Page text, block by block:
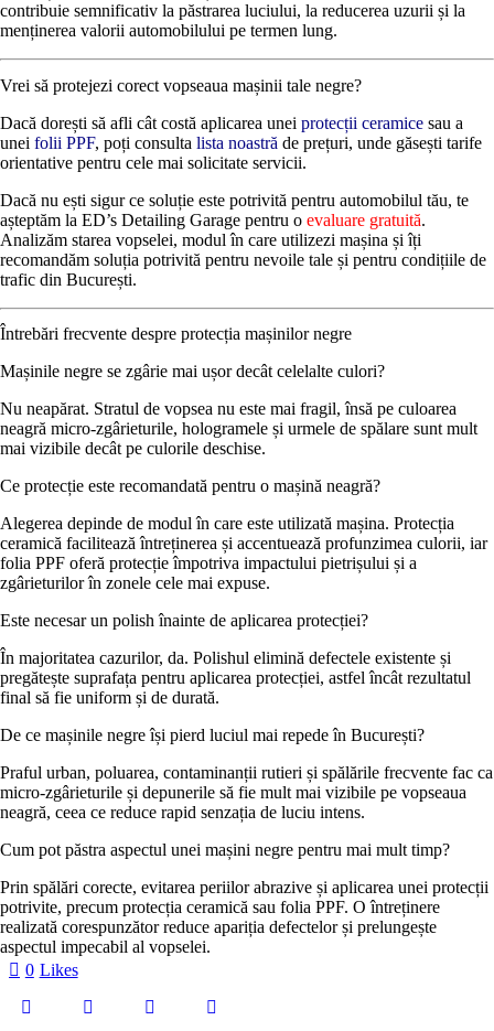
contribuie semnificativ la păstrarea luciului, la reducerea uzurii și la
menținerea valorii automobilului pe termen lung.
Vrei să protejezi corect vopseaua mașinii tale negre?
Dacă dorești să afli cât costă aplicarea unei protecții ceramice sau a
unei folii PPF, poți consulta lista noastră de prețuri, unde găsești tarife
orientative pentru cele mai solicitate servicii.
Dacă nu ești sigur ce soluție este potrivită pentru automobilul tău, te
așteptăm la ED’s Detailing Garage pentru o evaluare gratuită.
Analizăm starea vopselei, modul în care utilizezi mașina și îți
recomandăm soluția potrivită pentru nevoile tale și pentru condițiile de
trafic din București.
Întrebări frecvente despre protecția mașinilor negre
Mașinile negre se zgârie mai ușor decât celelalte culori?
Nu neapărat. Stratul de vopsea nu este mai fragil, însă pe culoarea
neagră micro-zgârieturile, hologramele și urmele de spălare sunt mult
mai vizibile decât pe culorile deschise.
Ce protecție este recomandată pentru o mașină neagră?
Alegerea depinde de modul în care este utilizată mașina. Protecția
ceramică facilitează întreținerea și accentuează profunzimea culorii, iar
folia PPF oferă protecție împotriva impactului pietrișului și a
zgârieturilor în zonele cele mai expuse.
Este necesar un polish înainte de aplicarea protecției?
În majoritatea cazurilor, da. Polishul elimină defectele existente și
pregătește suprafața pentru aplicarea protecției, astfel încât rezultatul
final să fie uniform și de durată.
De ce mașinile negre își pierd luciul mai repede în București?
Praful urban, poluarea, contaminanții rutieri și spălările frecvente fac ca
micro-zgârieturile și depunerile să fie mult mai vizibile pe vopseaua
neagră, ceea ce reduce rapid senzația de luciu intens.
Cum pot păstra aspectul unei mașini negre pentru mai mult timp?
Prin spălări corecte, evitarea periilor abrazive și aplicarea unei protecții
potrivite, precum protecția ceramică sau folia PPF. O întreținere
realizată corespunzător reduce apariția defectelor și prelungește
aspectul impecabil al vopselei.
0 Likes